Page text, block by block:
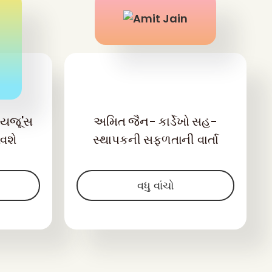
અમિત જૈન- કાર્ડેખો સહ-
સ્થાપકની સફળતાની વાર્તા
વધુ વાંચો